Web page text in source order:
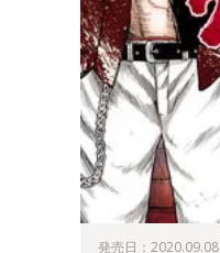
発売日：2020.09.08